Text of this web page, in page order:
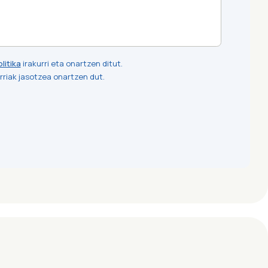
irakurri eta onartzen ditut.
jasotzea onartzen dut.